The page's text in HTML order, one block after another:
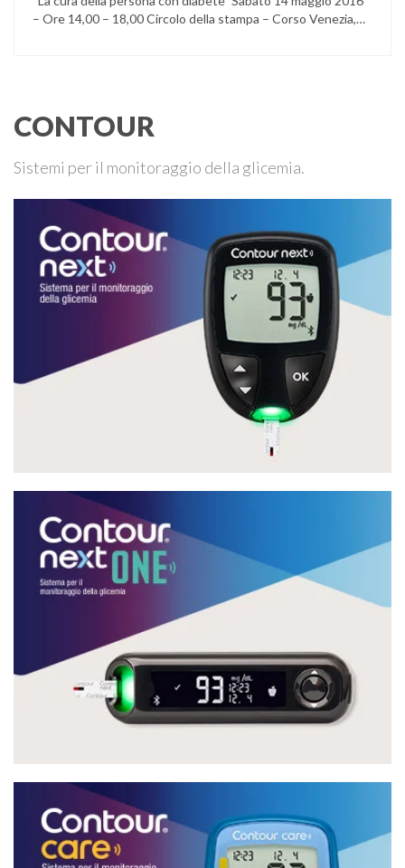
– Ore 14,00 – 18,00 Circolo della stampa – Corso Venezia,
CONTOUR
Sistemi per il monitoraggio della glicemia.